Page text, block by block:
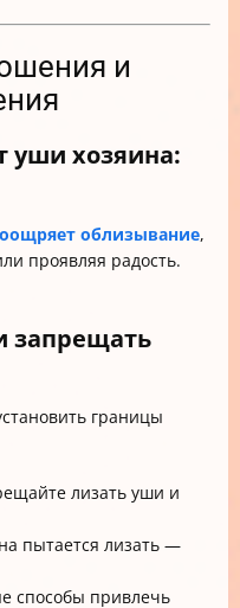
и
уши хозяина:
облизывание,
проявляя радость.
запрещать
границы
лизать уши и
пытается лизать —
способы привлечь